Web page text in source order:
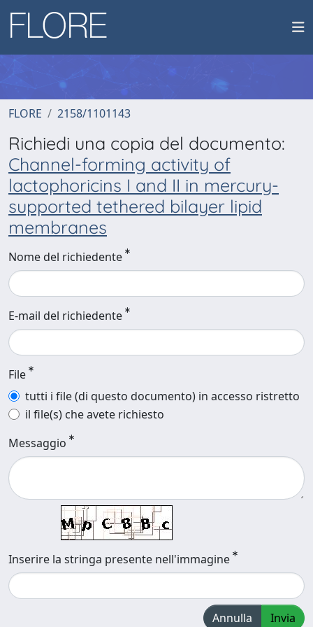
FLORE 2158/1101143
Richiedi una copia del documento:
Channel-forming activity of
lactophoricins I and II in mercury-
supported tethered bilayer lipid
membranes
Nome del richiedente
E-mail del richiedente
File
tutti i file (di questo documento) in accesso ristretto
il file(s) che avete richiesto
Messaggio
Inserire la stringa presente nell'immagine
Annulla Invia